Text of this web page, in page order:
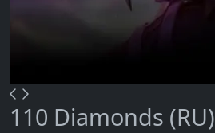
110 Diamonds (RU)